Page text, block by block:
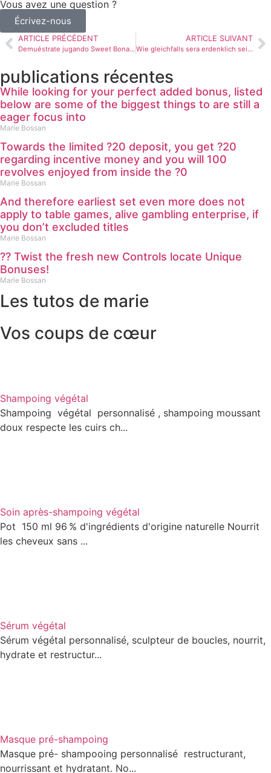
Vous avez une question ?
Écrivez-nous
ARTICLE PRÉCÉDENT
Demuéstrate jugando Sweet Bonanza: prueba gratuita en C19
ARTICLE SUIVANT
Wie gleichfalls sera erdenklich sei, selbige Freispiele hinein Registration nach beziehen, darf daraufhin Waren nachgelesen eignen
publications récentes
While looking for your perfect added bonus, listed
below are some of the biggest things to are still a
eager focus into
Marie Bossan
Towards the limited ?20 deposit, you get ?20
regarding incentive money and you will 100
revolves enjoyed from inside the ?0
Marie Bossan
And therefore earliest set even more does not
apply to table games, alive gambling enterprise, if
you don’t excluded titles
Marie Bossan
?? Twist the fresh new Controls locate Unique
Bonuses!
Marie Bossan
Les tutos de marie
Vos coups de cœur
Shampoing végétal
Shampoing végétal personnalisé , shampoing moussant
doux respecte les cuirs ch...
Soin après-shampoing végétal
Pot 150 ml 96 % d'ingrédients d'origine naturelle Nourrit
les cheveux sans ...
Sérum végétal
Sérum végétal personnalisé, sculpteur de boucles, nourrit,
hydrate et restructur...
Masque pré-shampoing
Masque pré- shampooing personnalisé restructurant,
nourrissant et hydratant. No...